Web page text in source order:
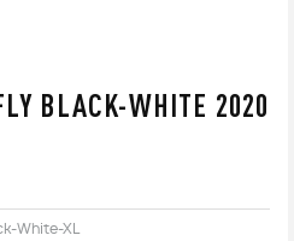
BLACK-WHITE 2020
White-XL